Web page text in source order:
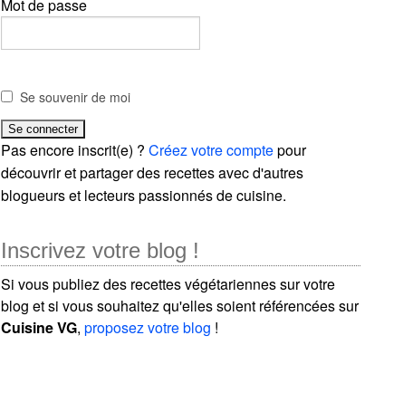
Mot de passe
Se souvenir de moi
Pas encore inscrit(e) ?Créez votre comptepour
découvrir et partager des recettes avec d'autres
blogueurs et lecteurs passionnés de cuisine.
Inscrivez votre blog !
Si vous publiez des recettes végétariennes sur votre
blog et si vous souhaitez qu'elles soient référencées sur
Cuisine VG,proposez votre blog !